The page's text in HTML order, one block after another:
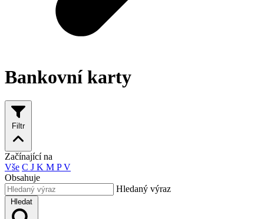
Bankovní karty
Filtr
Začínající na
Vše C J K M PV
Obsahuje
Hledaný výraz
Hledat